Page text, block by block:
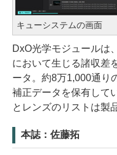
キューシステムの画面
DxO光学モジュールは
において生じる諸収差
ータ。約8万1,000通り
補正データを保有して
とレンズのリストは製
本誌：佐藤拓